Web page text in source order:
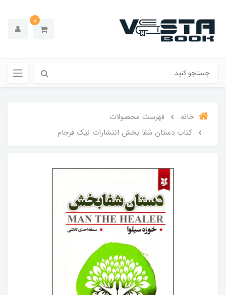
0
خانه
فهرست محصولات
کتاب دستان شفا بخش انتشارات نیک‌ فرجام